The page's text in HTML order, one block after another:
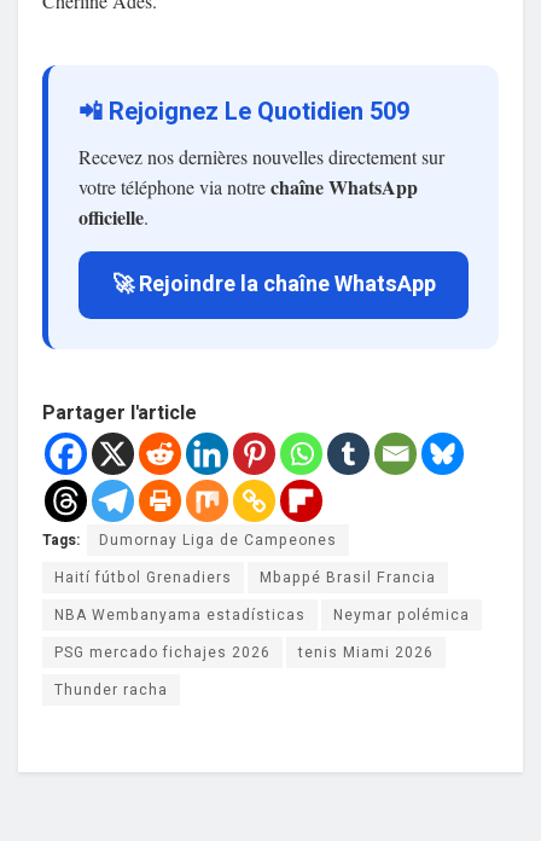
📲 Rejoignez Le Quotidien 509
Recevez nos dernières nouvelles directement sur
votre téléphone via notrechaîne WhatsApp
officielle.
🚀 Rejoindre la chaîne WhatsApp
Partager l'article
Tags:
Dumornay Liga de Campeones
Haití fútbol Grenadiers
Mbappé Brasil Francia
NBA Wembanyama estadísticas
Neymar polémica
PSG mercado fichajes 2026
tenis Miami 2026
Thunder racha